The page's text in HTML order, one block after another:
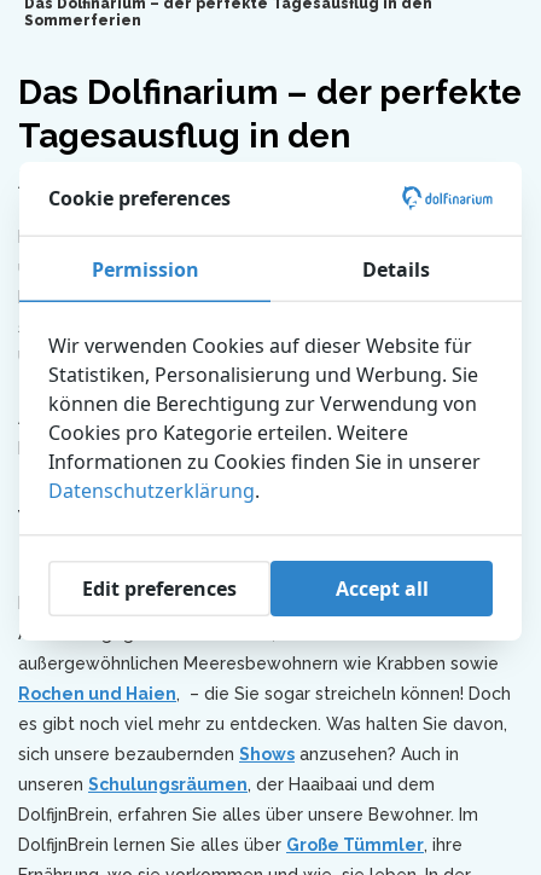
Sommerferien
Das Dolfinarium – der perfekte
Tagesausflug in den
Sommerferien
Ein Tagesausflug? In den Sommerferien muss man nicht
unbedingt immer in die Ferne reisen. Ein Ausflug im eigenen
Land, zum Beispiel ins Dolfinarium, ist mindestens genauso
schön! Und da das Dolfinarium im Zeichen der wundersamen
Unterwasserwelt steht, ist es der Tierpark schlechthin für
einen Besuch in den Sommerferien. Ein unvergesslicher
Ausflug für die ganze Familie. Dürfen wir Sie in Kürze bei uns
Warum sollte man in den Sommerferien
Ein Tag im Dolfinarium bedeutet (Wasser-) Spaß für Jung und
Alt. Sie begegnen den Delfinen, Seelöwen und anderen
außergewöhnlichen Meeresbewohnern wie Krabben sowie
Rochen und Haien, – die Sie sogar streicheln können! Doch
es gibt noch viel mehr zu entdecken. Was halten Sie davon,
sich unsere bezaubernden Shows anzusehen? Auch in
unseren Schulungsräumen, der Haaibaai und dem
DolfijnBrein, erfahren Sie alles über unsere Bewohner. Im
DolfijnBrein lernen Sie alles über Große Tümmler, ihre
Cookie preferences
Permission Details
Wir verwenden Cookies auf dieser Website für
Statistiken, Personalisierung und Werbung. Sie
können die Berechtigung zur Verwendung von
Cookies pro Kategorie erteilen. Weitere
Informationen zu Cookies finden Sie in unserer
Datenschutzerklärung.
Edit preferences Accept all